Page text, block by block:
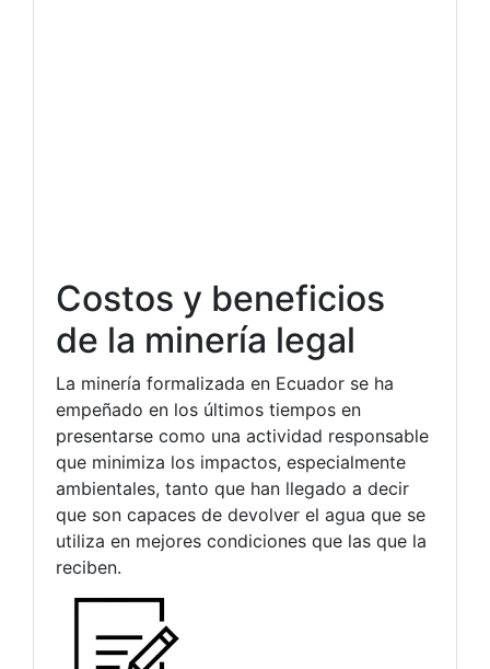
Costos y beneficios
de la minería legal
La minería formalizada en Ecuador se ha
empeñado en los últimos tiempos en
presentarse como una actividad responsable
que minimiza los impactos, especialmente
ambientales, tanto que han llegado a decir
que son capaces de devolver el agua que se
utiliza en mejores condiciones que las que la
reciben.